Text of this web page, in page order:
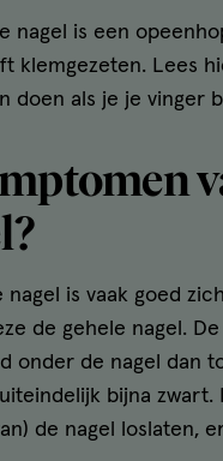
nagel is een
klemgezeten. Lees
doen als je je vinger
is vaak goed
de gehele nagel.
onder de nagel dan
bijna
de nagel loslaten,